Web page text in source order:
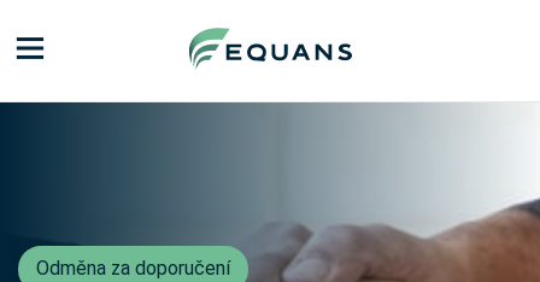
Odměna za doporučení